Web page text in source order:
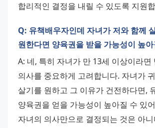
합리적인 결정을 내릴 수 있도록 지원
Q: 유책배우자인데 자녀가 저와 함께
원한다면 양육권을 받을 가능성이 높
A: 네, 특히 자녀가 만 13세 이상이라면
의사를 중요하게 고려합니다. 자녀가
살기를 원하고 그 이유가 건전하다면,
양육권을 얻을 가능성이 높아질 수 있
자녀의 의사만으로 결정되는 것은 아